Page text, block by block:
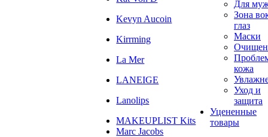
Kevyn Aucoin
Kirrming
La Mer
LANEIGE
Lanolips
MAKEUPLIST Kits
Marc Jacobs
Для
Зона
глаз
Маски
кожа
Уход и
защита
Уцененные
товары